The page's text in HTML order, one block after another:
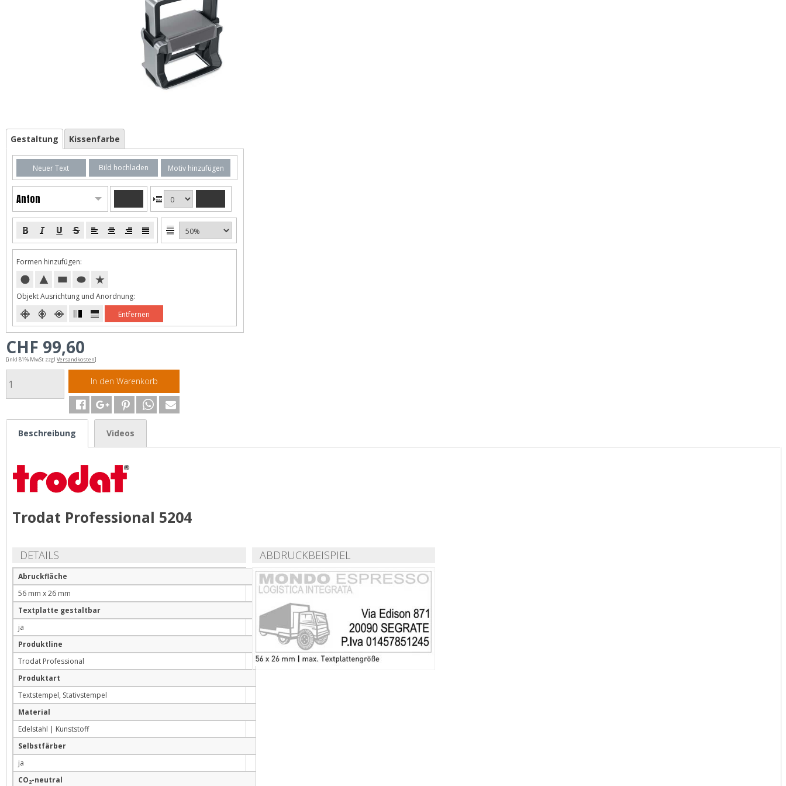
Gestaltung Kissenfarbe
Neuer Text Bild hochladen Motiv hinzufügen
Anton
Formen hinzufügen:
Objekt Ausrichtung und Anordnung:
Entfernen
CHF 99,60
[inkl 81% MwSt zzgl Versandkosten]
In den Warenkorb
Beschreibung Videos
Trodat Professional 5204
DETAILS
Abruckfläche
56 mm x 26 mm
Textplatte gestaltbar
ja
Produktline
Trodat Professional
Produktart
Textstempel, Stativstempel
Material
Edelstahl | Kunststoff
Selbstfärber
ja
CO2-neutral
ABDRUCKBEISPIEL